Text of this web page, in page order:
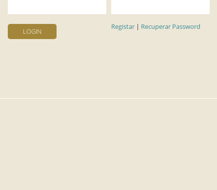
LOGIN
Registar | Recuperar Password